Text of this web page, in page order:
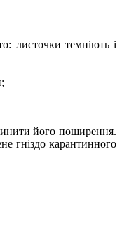
листочки темніють і
його поширення.
гніздо карантинного